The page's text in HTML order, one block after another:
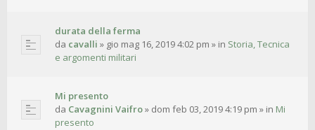
durata della ferma
da cavalli » gio mag 16, 2019 4:02 pm » in Storia, Tecnica
e argomenti militari
Mi presento
da Cavagnini Vaifro» dom feb 03, 2019 4:19 pm » in Mi
presento